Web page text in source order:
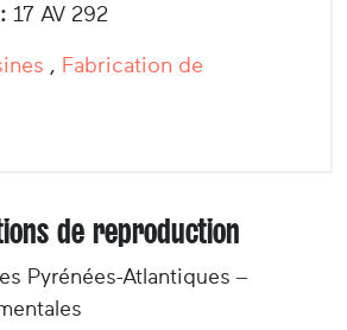
17 AV 292
, Fabrication de
de reproduction
Pyrénées-Atlantiques –